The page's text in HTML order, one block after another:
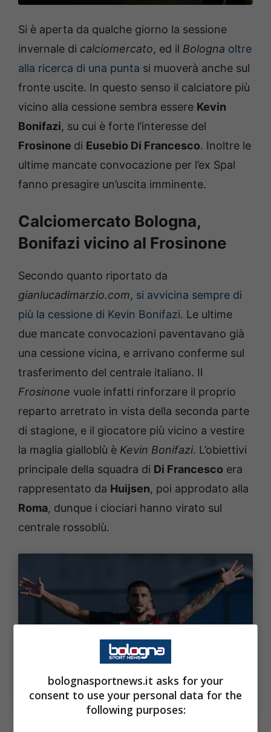
Si è aperta da qualche giorno la sessione
invernale di calciomercato, ed il Bologna oltre
alla ricerca di una punta si muoverà anche sul
fronte uscite. In questo senso il calciatore più
vicino alla cessione sembra essere Kevin
Bonifazi, su cui è forte l’interesse del
Frosinone di Eusebio Di Francesco. Inoltre le
ultime mancate convocazione per l’ex Spal
fanno presagire un’uscita imminente.
Calciomercato Bologna,
Bonifazi vicino al Frosinone
Secondo quanto riportato da
gianlucadimarzio.com, si avvicina sempre di
più la cessione di Kevin Bonifazi. Le ultime
due mancate convocazioni paventavano già
una cessione vicina, e arrivano conferme sul
trasferimento del centrale italiano. Il
Frosinone vuole infatti rinforzare il proprio
reparto arretrato in vista della seconda parte
di stagione, e il giocatore più vicino a vestire
la maglia gialloblù è Kevin Bonifazi. L’obiettivi
principale della squadra di Di Francesco era
rappresentato da Huijsen, poi approdato alla
Roma, dunque i ciociari hanno virato sul
centrale rossoblù.
Kevin Bonifazi (ph. Image Sport)
bolognasportnews.it asks for your
consent to use your personal data for the
following purposes: